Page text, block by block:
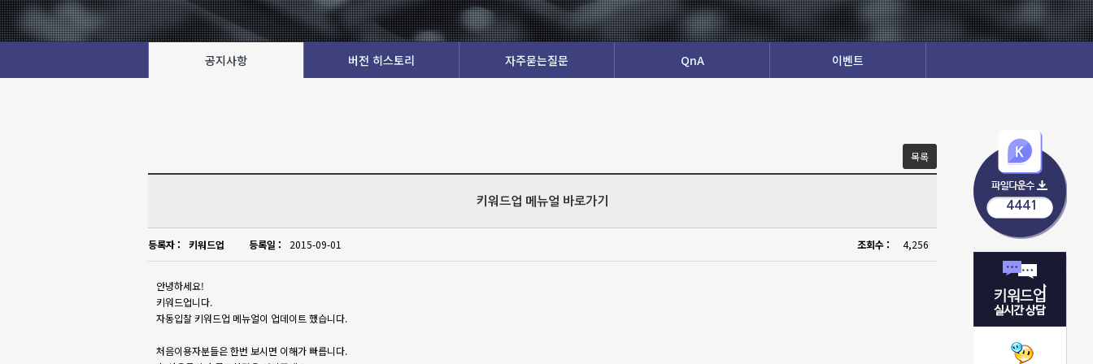
공지사항 버전 히스토리 자주묻는질문 QnA 이벤트
목록
키워드업 메뉴얼 바로가기
등록자 : 키워드업 등록일 : 2015-09-01 조회수 : 4,256
안녕하세요!
키워드업니다.
자동입찰 키워드업 메뉴얼이 업데이트 했습니다.
처음이용자분들은 한번 보시면 이해가 빠릅니다.
4441